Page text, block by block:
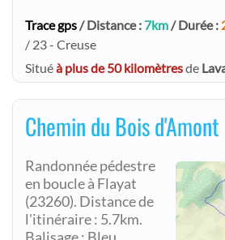
Trace gps/ Distance : 7km/ Durée :
/ 23 - Creuse
Situéà plus de 50 kilomètresde
Chemin du Bois d'Amont
Randonnée pédestre
en boucle à Flayat
(23260). Distance de
l'itinéraire : 5.7km.